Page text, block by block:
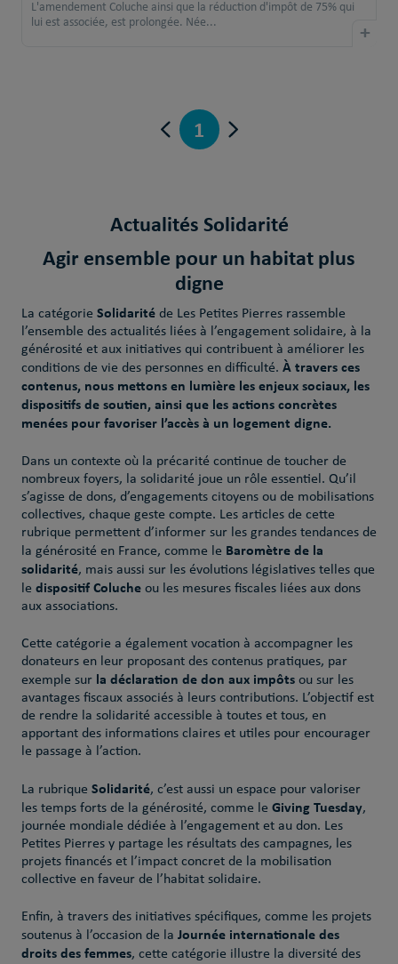
L'amendement Coluche ainsi que la réduction d'impôt de 75% qui
lui est associée, est prolongée. Née...
+
1
Actualités Solidarité
Agir ensemble pour un habitat plus
digne
La catégorie Solidaritéde Les Petites Pierres rassemble
l’ensemble des actualités liées à l’engagement solidaire, à la
générosité et aux initiatives qui contribuent à améliorer les
conditions de vie des personnes en difficulté. À travers ces
contenus, nous mettons en lumière les enjeux sociaux, les
dispositifs de soutien, ainsi que les actions concrètes
menées pour favoriser l’accès à un logement digne.
Dans un contexte où la précarité continue de toucher de
nombreux foyers, la solidarité joue un rôle essentiel. Qu’il
s’agisse de dons, d’engagements citoyens ou de mobilisations
collectives, chaque geste compte. Les articles de cette
rubrique permettent d’informer sur les grandes tendances de
la générosité en France, comme le Baromètre de la
solidarité, mais aussi sur les évolutions législatives telles que
le dispositif Colucheou les mesures fiscales liées aux dons
aux associations.
Cette catégorie a également vocation à accompagner les
donateurs en leur proposant des contenus pratiques, par
exemple sur la déclaration de don aux impôtsou sur les
avantages fiscaux associés à leurs contributions. L’objectif est
de rendre la solidarité accessible à toutes et tous, en
apportant des informations claires et utiles pour encourager
le passage à l’action.
La rubrique Solidarité, c’est aussi un espace pour valoriser
les temps forts de la générosité, comme le Giving Tuesday,
journée mondiale dédiée à l’engagement et au don. Les
Petites Pierres y partage les résultats des campagnes, les
projets financés et l’impact concret de la mobilisation
collective en faveur de l’habitat solidaire.
Enfin, à travers des initiatives spécifiques, comme les projets
soutenus à l’occasion de la Journée internationale des
droits des femmes, cette catégorie illustre la diversité des